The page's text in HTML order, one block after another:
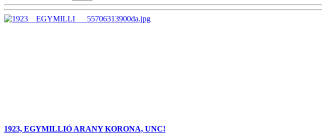
1923, EGYMILLIÓ ARANY KORONA, UNC!